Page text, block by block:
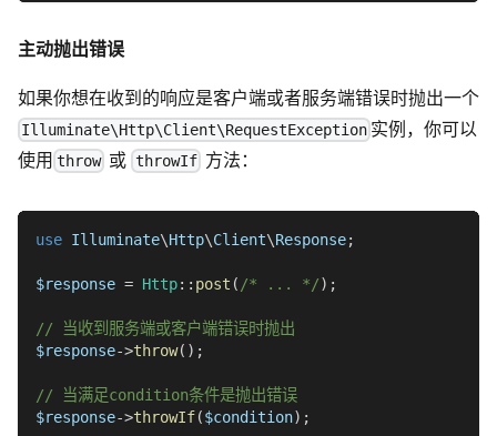
主动抛出错误
如果你想在收到的响应是客户端或者服务端错误时抛出一个
Illuminate\Http\Client\RequestException 实例，你可以
使用 throw 或 throwIf方法：
use Illuminate\Http\Client\Response;
$response = Http:: post ( /* ... */) ;
// 当收到服务端或客户端错误时抛出
$response->throw( ) ;
// 当满足condition条件是抛出错误
$response->throwIf($condition) ;